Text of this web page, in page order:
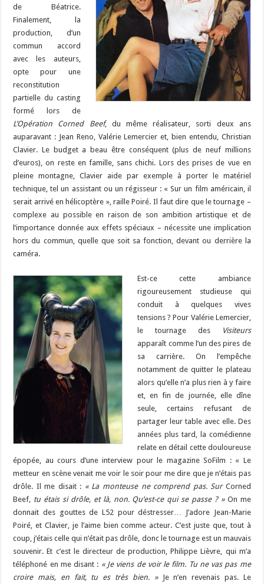
de Béatrice.
Finalement, la
production, d’un
commun accord
avec les auteurs,
opte pour une
reconstitution
partielle du casting
formé lors de
L’Opération Corned Beef, du même réalisateur, sorti deux ans
auparavant : Jean Reno, Valérie Lemercier et, bien entendu, Christian
Clavier. Le budget a beau être conséquent (plus de neuf millions
d’euros), on reste en famille, sans chichi. Lors des prises de vue en
pleine montagne, Clavier aide par exemple à porter le matériel
technique, tel un assistant ou un régisseur : « Sur un film américain, il
serait arrivé en hélicoptère », raille Poiré. Il faut dire que le tournage –
complexe au possible en raison de son ambition artistique et de
l’importance donnée aux effets spéciaux – nécessite une implication
hors du commun, quelle que soit sa fonction, devant ou derrière la
caméra.
Est-ce cette ambiance
rigoureusement studieuse qui
conduit à quelques vives
tensions ? Pour Valérie Lemercier,
le tournage des
Visiteurs
apparaît comme l’un des pires de
sa carrière. On l’empêche
notamment de quitter le plateau
alors qu’elle n’a plus rien à y faire
et, en fin de journée, elle dîne
seule, certains refusant de
partager leur table avec elle. Des
années plus tard, la comédienne
relate en détail cette douloureuse
épopée, au cours d’une interview pour le magazine SoFilm : « Le
metteur en scène venait me voir le soir pour me dire que je n’étais pas
drôle. Il me disait : « La monteuse ne comprend pas. Sur Corned
Beef, tu étais si drôle, et là, non. Qu’est-ce qui se passe ? »On me
donnait des gouttes de L52 pour déstresser… J’adore Jean-Marie
Poiré, et Clavier, je l’aime bien comme acteur. C’est juste que, tout à
coup, j’étais celle qui n’était pas drôle, donc le tournage est un mauvais
souvenir. Et c’est le directeur de production, Philippe Lièvre, qui m’a
téléphoné en me disant : « Je viens de voir le film. Tu ne vas pas me
croire mais, en fait, tu es très bien. » Je n’en revenais pas. Le